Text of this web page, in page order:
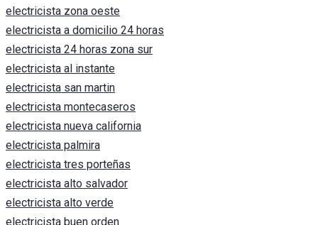
electricista zona oeste
electricista a domicilio 24 horas
electricista 24 horas zona sur
electricista al instante
electricista san martin
electricista montecaseros
electricista nueva california
electricista palmira
electricista tres porteñas
electricista alto salvador
electricista alto verde
electricista buen orden